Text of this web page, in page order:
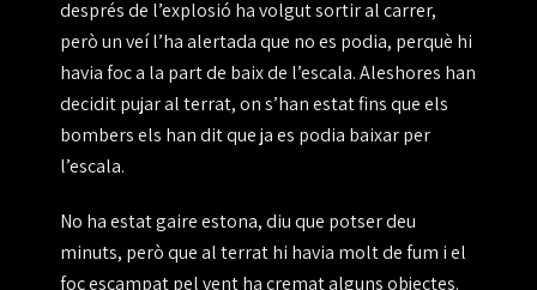
després de l’explosió ha volgut sortir al carrer,
però un veí l’ha alertada que no es podia, perquè hi
havia foc a la part de baix de l’escala. Aleshores han
decidit pujar al terrat, on s’han estat fins que els
bombers els han dit que ja es podia baixar per
l’escala.
No ha estat gaire estona, diu que potser deu
minuts, però que al terrat hi havia molt de fum i el
foc escampat pel vent ha cremat alguns objectes.